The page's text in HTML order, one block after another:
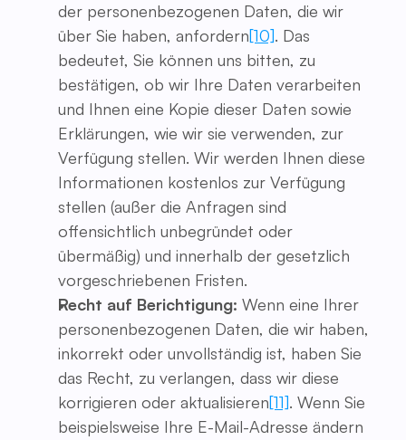
der personenbezogenen Daten, die wir
über Sie haben, anfordern[10]. Das
bedeutet, Sie können uns bitten, zu
bestätigen, ob wir Ihre Daten verarbeiten
und Ihnen eine Kopie dieser Daten sowie
Erklärungen, wie wir sie verwenden, zur
Verfügung stellen. Wir werden Ihnen diese
Informationen kostenlos zur Verfügung
stellen (außer die Anfragen sind
offensichtlich unbegründet oder
übermäßig) und innerhalb der gesetzlich
vorgeschriebenen Fristen.
Recht auf Berichtigung: Wenn eine Ihrer
personenbezogenen Daten, die wir haben,
inkorrekt oder unvollständig ist, haben Sie
das Recht, zu verlangen, dass wir diese
korrigieren oder aktualisieren[11]. Wenn Sie
beispielsweise Ihre E-Mail-Adresse ändern